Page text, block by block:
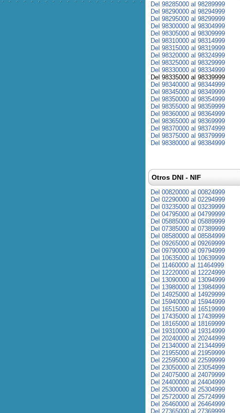
Del 98285000 al 98289999
Del 98290000 al 98294999
Del 98295000 al 98299999
Del 98300000 al 98304999
Del 98305000 al 98309999
Del 98310000 al 98314999
Del 98315000 al 98319999
Del 98320000 al 98324999
Del 98325000 al 98329999
Del 98330000 al 98334999
Del 98335000 al 98339999
Del 98340000 al 98344999
Del 98345000 al 98349999
Del 98350000 al 98354999
Del 98355000 al 98359999
Del 98360000 al 98364999
Del 98365000 al 98369999
Del 98370000 al 98374999
Del 98375000 al 98379999
Del 98380000 al 98384999
Otros DNI - NIF
Del 00820000 al 00824999
Del 02290000 al 02294999
Del 03235000 al 03239999
Del 04795000 al 04799999
Del 05885000 al 05889999
Del 07385000 al 07389999
Del 08580000 al 08584999
Del 09265000 al 09269999
Del 09790000 al 09794999
Del 10635000 al 10639999
Del 11460000 al 11464999
Del 12220000 al 12224999
Del 13090000 al 13094999
Del 13980000 al 13984999
Del 14925000 al 14929999
Del 15940000 al 15944999
Del 16515000 al 16519999
Del 17435000 al 17439999
Del 18165000 al 18169999
Del 19310000 al 19314999
Del 20240000 al 20244999
Del 21340000 al 21344999
Del 21955000 al 21959999
Del 22595000 al 22599999
Del 23050000 al 23054999
Del 24075000 al 24079999
Del 24400000 al 24404999
Del 25300000 al 25304999
Del 25720000 al 25724999
Del 26460000 al 26464999
Del 27365000 al 27369999